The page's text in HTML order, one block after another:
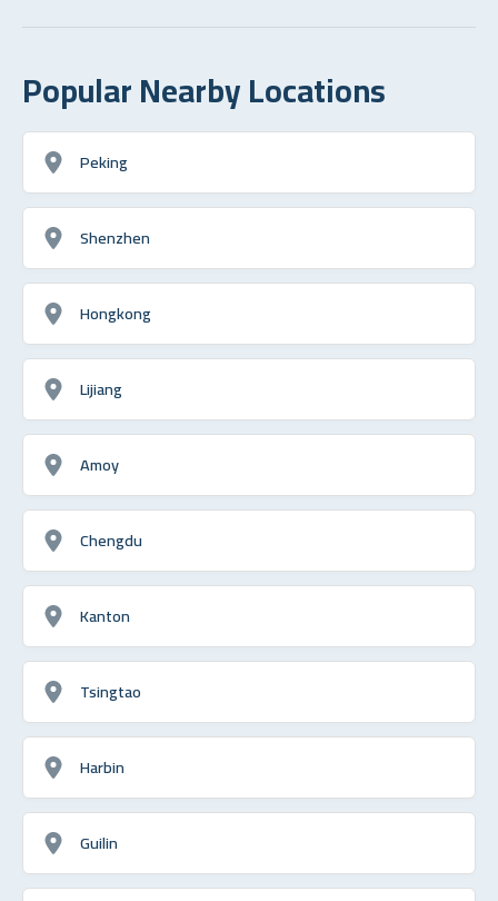
Popular Nearby Locations
Peking
Shenzhen
Hongkong
Lijiang
Amoy
Chengdu
Kanton
Tsingtao
Harbin
Guilin